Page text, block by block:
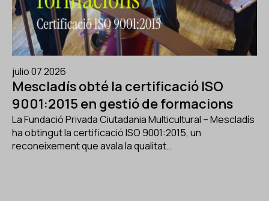
julio 07 2026
Mescladís obté la certificació ISO
9001:2015 en gestió de formacions
La Fundació Privada Ciutadania Multicultural – Mescladís
ha obtingut la certificació ISO 9001:2015, un
reconeixement que avala la qualitat…